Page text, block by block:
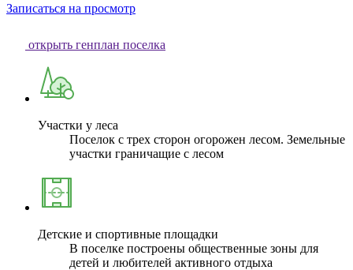
Записаться на просмотр
открыть генплан поселка
Участки у леса
Поселок с трех сторон огорожен лесом. Земельные
участки граничащие с лесом
Детские и спортивные площадки
В поселке построены общественные зоны для
детей и любителей активного отдыха